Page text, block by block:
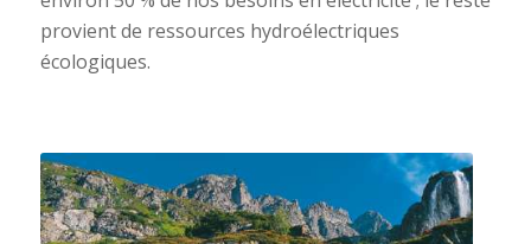
provient de ressources hydroélectriques
écologiques.